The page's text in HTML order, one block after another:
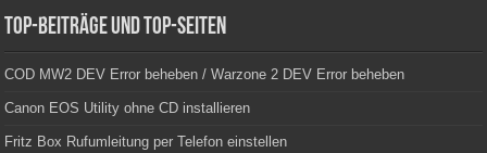
Top-Beiträge und Top-Seiten
COD MW2 DEV Error beheben / Warzone 2 DEV Error beheben
Canon EOS Utility ohne CD installieren
Fritz Box Rufumleitung per Telefon einstellen